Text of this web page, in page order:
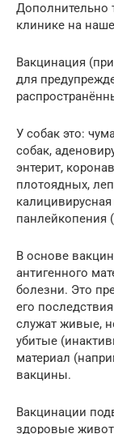
Дополнительно
клинике на
Вакцинация
для
У собак это:
собак,
энтерит,
плотоядных,
панлейкопения
В основе
антигенного
болезни. Это
его
служат живые,
убитые
материал
вакцины.
Вакцинации
здоровые